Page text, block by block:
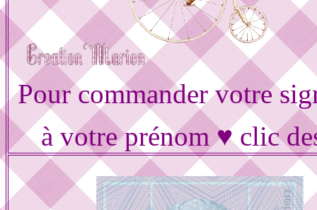
Pour commander votre
à votre prénom ♥ clic